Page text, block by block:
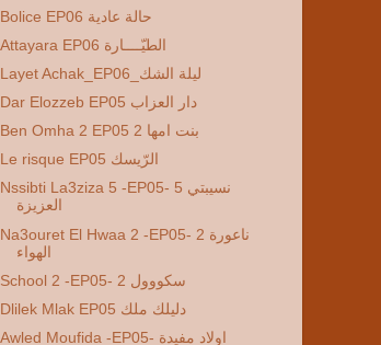
Bolice EP06 حالة عادية
Attayara EP06 الطيّــــارة
Layet Achak_EP06_ليلة الشك
Dar Elozzeb EP05 دار العزاب
Ben Omha 2 EP05 2 بنت امها
Le risque EP05 الرّيسك
Nssibti La3ziza 5 -EP05- 5 نسيبتي
العزيزة
Na3ouret El Hwaa 2 -EP05- 2 ناعورة
الهواء
School 2 -EP05- 2 سكووول
Dlilek Mlak EP05 دليلك ملك
Awled Moufida -EP05- اولاد مفيدة